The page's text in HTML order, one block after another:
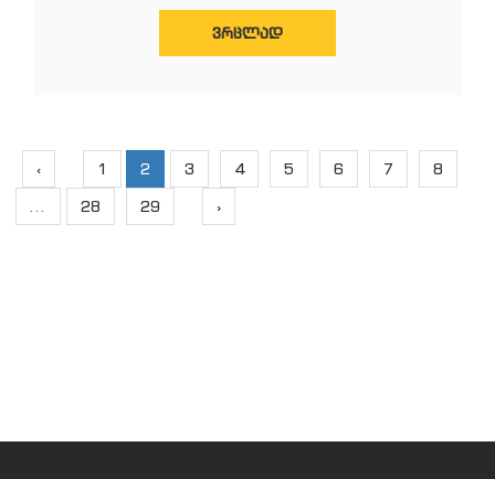
ᲕᲠᲪᲚᲐᲓ
‹ 1 2 3 4 5 6 7
8
...
28 29 ›